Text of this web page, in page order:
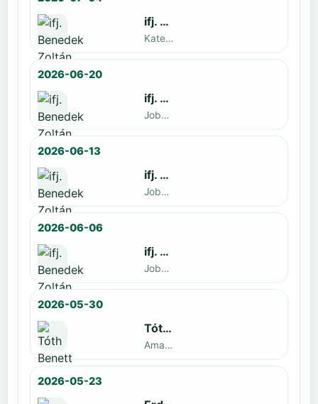
ifj. Benedek Zoltán
Kategoria1 neve · döntős: Lajkó Hunor
2026-06-20
ifj. Benedek Zoltán
Jobbak · döntős: Szatmári István
2026-06-13
ifj. Benedek Zoltán
Jobbak · döntős: Kende Mátyás
2026-06-06
ifj. Benedek Zoltán
Jobbak · döntős: Marko Novkov
2026-05-30
Tóth Benett
Amatőr · döntős: ifj. Benedek Zoltán
2026-05-23